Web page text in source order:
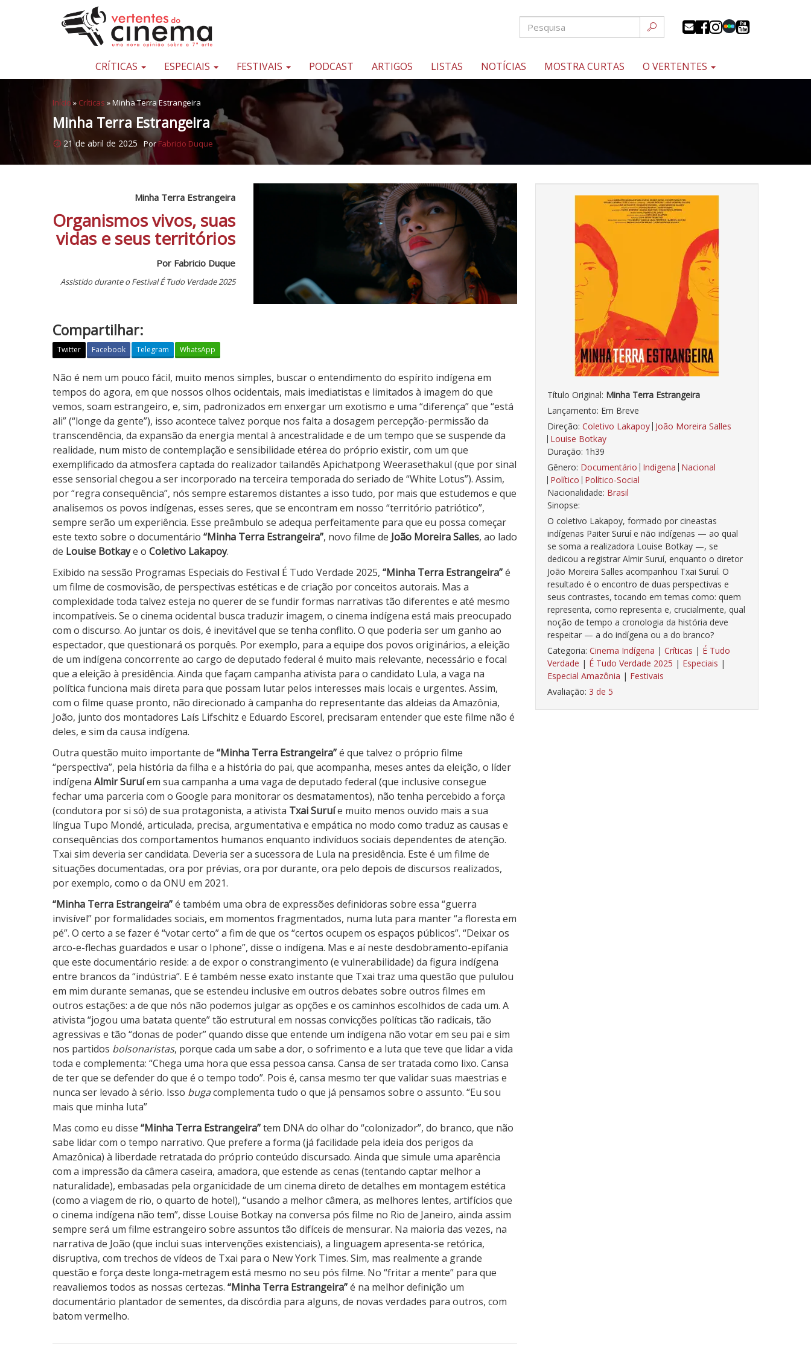
Pular para o conteúdo
Uma
sobre
sétima
arte
CRÍTICAS ESPECIAIS FESTIVAIS PODCAST ARTIGOS LISTAS NOTÍCIAS MOSTRA CURTAS O VERTENTES
Início » Críticas »Minha Terra Estrangeira
Minha Terra Estrangeira
21 de abril de 2025 PorFabricio Duque
Título Original: Minha Terra Estrangeira
Lançamento: Em Breve
Direção: Coletivo Lakapoy João Moreira Salles
Louise Botkay
Duração: 1h39
Gênero: Documentário Indigena Nacional
Político Político-Social
Nacionalidade: Brasil
Sinopse:
O coletivo Lakapoy, formado por cineastas
indígenas Paiter Suruí e não indígenas — ao qual
se soma a realizadora Louise Botkay —, se
dedicou a registrar Almir Suruí, enquanto o diretor
João Moreira Salles acompanhou Txai Suruí. O
resultado é o encontro de duas perspectivas e
seus contrastes, tocando em temas como: quem
representa, como representa e, crucialmente, qual
noção de tempo a cronologia da história deve
respeitar — a do indígena ou a do branco?
Categoria: Cinema Indígena | Críticas | É Tudo
Verdade | É Tudo Verdade 2025 | Especiais |
Especial Amazônia | Festivais
Avaliação: 3 de 5
Minha Terra Estrangeira
Organismos vivos, suas
vidas e seus territórios
Por Fabricio Duque
Assistido durante o Festival É Tudo Verdade 2025
Compartilhar:
Twitter Facebook Telegram WhatsApp
M
i
n
h
a
T
e
r
r
a
E
s
t
r
a
n
g
e
i
r
a
Não é nem um pouco fácil, muito menos simples, buscar o entendimento do espírito indígena em
tempos do agora, em que nossos olhos ocidentais, mais imediatistas e limitados à imagem do que
vemos, soam estrangeiro, e, sim, padronizados em enxergar um exotismo e uma “diferença” que “está
ali” (“longe da gente”), isso acontece talvez porque nos falta a dosagem percepção-permissão da
transcendência, da expansão da energia mental à ancestralidade e de um tempo que se suspende da
realidade, num misto de contemplação e sensibilidade etérea do próprio existir, com um que
exemplificado da atmosfera captada do realizador tailandês Apichatpong Weerasethakul (que por sinal
esse sensorial chegou a ser incorporado na terceira temporada do seriado de “White Lotus”). Assim,
por “regra consequência”, nós sempre estaremos distantes a isso tudo, por mais que estudemos e que
analisemos os povos indígenas, esses seres, que se encontram em nosso “território patriótico”,
sempre serão um experiência. Esse preâmbulo se adequa perfeitamente para que eu possa começar
este texto sobre o documentário “Minha Terra Estrangeira”, novo filme de João Moreira Salles, ao lado
de Louise Botkaye o Coletivo Lakapoy.
Exibido na sessão Programas Especiais do Festival É Tudo Verdade 2025, “Minha Terra Estrangeira”é
um filme de cosmovisão, de perspectivas estéticas e de criação por conceitos autorais. Mas a
complexidade toda talvez esteja no querer de se fundir formas narrativas tão diferentes e até mesmo
incompatíveis. Se o cinema ocidental busca traduzir imagem, o cinema indígena está mais preocupado
com o discurso. Ao juntar os dois, é inevitável que se tenha conflito. O que poderia ser um ganho ao
espectador, que questionará os porquês. Por exemplo, para a equipe dos povos originários, a eleição
de um indígena concorrente ao cargo de deputado federal é muito mais relevante, necessário e focal
que a eleição à presidência. Ainda que façam campanha ativista para o candidato Lula, a vaga na
política funciona mais direta para que possam lutar pelos interesses mais locais e urgentes. Assim,
com o filme quase pronto, não direcionado à campanha do representante das aldeias da Amazônia,
João, junto dos montadores Laís Lifschitz e Eduardo Escorel, precisaram entender que este filme não é
deles, e sim da causa indígena.
Outra questão muito importante de “Minha Terra Estrangeira”é que talvez o próprio filme
“perspectiva”, pela história da filha e a história do pai, que acompanha, meses antes da eleição, o líder
indígena Almir Suruíem sua campanha a uma vaga de deputado federal (que inclusive consegue
fechar uma parceria com o Google para monitorar os desmatamentos), não tenha percebido a força
(condutora por si só) de sua protagonista, a ativista Txai Suruíe muito menos ouvido mais a sua
língua Tupo Mondé, articulada, precisa, argumentativa e empática no modo como traduz as causas e
consequências dos comportamentos humanos enquanto indivíduos sociais dependentes de atenção.
Txai sim deveria ser candidata. Deveria ser a sucessora de Lula na presidência. Este é um filme de
situações documentadas, ora por prévias, ora por durante, ora pelo depois de discursos realizados,
por exemplo, como o da ONU em 2021.
“Minha Terra Estrangeira”é também uma obra de expressões definidoras sobre essa “guerra
invisível” por formalidades sociais, em momentos fragmentados, numa luta para manter “a floresta em
pé”. O certo a se fazer é “votar certo” a fim de que os “certos ocupem os espaços públicos”. “Deixar os
arco-e-flechas guardados e usar o Iphone”, disse o indígena. Mas e aí neste desdobramento-epifania
que este documentário reside: a de expor o constrangimento (e vulnerabilidade) da figura indígena
entre brancos da “indústria”. E é também nesse exato instante que Txai traz uma questão que pululou
em mim durante semanas, que se estendeu inclusive em outros debates sobre outros filmes em
outros estações: a de que nós não podemos julgar as opções e os caminhos escolhidos de cada um. A
ativista “jogou uma batata quente” tão estrutural em nossas convicções políticas tão radicais, tão
agressivas e tão “donas de poder” quando disse que entende um indígena não votar em seu pai e sim
nos partidos bolsonaristas, porque cada um sabe a dor, o sofrimento e a luta que teve que lidar a vida
toda e complementa: “Chega uma hora que essa pessoa cansa. Cansa de ser tratada como lixo. Cansa
de ter que se defender do que é o tempo todo”. Pois é, cansa mesmo ter que validar suas maestrias e
nunca ser levado à sério. Isso bugacomplementa tudo o que já pensamos sobre o assunto. “Eu sou
mais que minha luta”
Mas como eu disse “Minha Terra Estrangeira”tem DNA do olhar do “colonizador”, do branco, que não
sabe lidar com o tempo narrativo. Que prefere a forma (já facilidade pela ideia dos perigos da
Amazônica) à liberdade retratada do próprio conteúdo discursado. Ainda que simule uma aparência
com a impressão da câmera caseira, amadora, que estende as cenas (tentando captar melhor a
naturalidade), embasadas pela organicidade de um cinema direto de detalhes em montagem estética
(como a viagem de rio, o quarto de hotel), “usando a melhor câmera, as melhores lentes, artifícios que
o cinema indígena não tem”, disse Louise Botkay na conversa pós filme no Rio de Janeiro, ainda assim
sempre será um filme estrangeiro sobre assuntos tão difíceis de mensurar. Na maioria das vezes, na
narrativa de João (que inclui suas intervenções existenciais), a linguagem apresenta-se retórica,
disruptiva, com trechos de vídeos de Txai para o New York Times. Sim, mas realmente a grande
questão e força deste longa-metragem está mesmo no seu pós filme. No “fritar a mente” para que
reavaliemos todos as nossas certezas. “Minha Terra Estrangeira”é na melhor definição um
documentário plantador de sementes, da discórdia para alguns, de novas verdades para outros, com
batom vermelho.